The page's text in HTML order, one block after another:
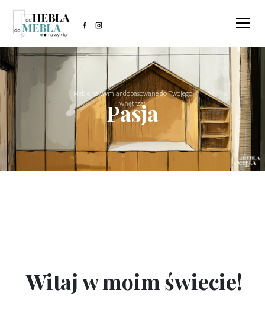
Meble na wymiar dopasowane do Twojego
wnętrza:
Pasja
Witaj w moim świecie!